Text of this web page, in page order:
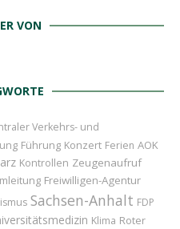
VON
Verkehrs- und
Führung Konzert Ferien AOK
Kontrollen Zeugenaufruf
Freiwilligen-Agentur
Sachsen-Anhalt FDP
Klima Roter